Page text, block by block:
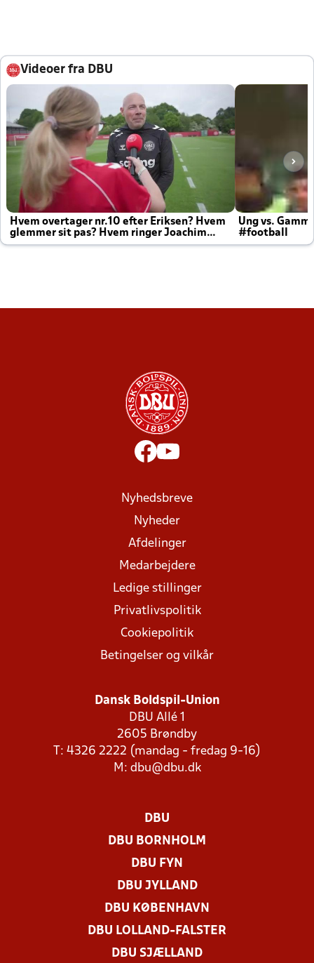
Videoer fra DBU
Hvem overtager nr.10 efter Eriksen? Hvem
glemmer sit pas? Hvem ringer Joachim
altid til efter kampe?
Ung vs.
#football
Nyhedsbreve
Nyheder
Afdelinger
Medarbejdere
Ledige stillinger
Privatlivspolitik
Cookiepolitik
Betingelser og vilkår
Dansk Boldspil-Union
DBU Allé 1
2605 Brøndby
T: 4326 2222 (mandag - fredag 9-16)
M: dbu@dbu.dk
DBU
DBU BORNHOLM
DBU FYN
DBU JYLLAND
DBU KØBENHAVN
DBU LOLLAND-FALSTER
DBU SJÆLLAND